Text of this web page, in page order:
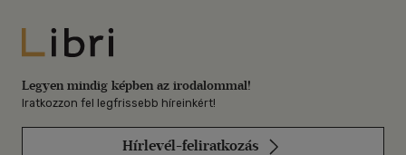
Libri
Legyen mindig képben az irodalommal!
Iratkozzon fel legfrissebb híreinkért!
Hírlevél-feliratkozás